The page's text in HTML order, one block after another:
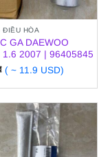
ĐIỀU HÒA
GA DAEWOO
1.6 2007 | 96405845
( ~ 11.9 USD)